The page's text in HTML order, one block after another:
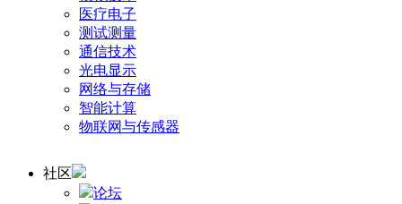
医疗电子
测试测量
通信技术
光电显示
网络与存储
智能计算
物联网与传感器
社区
论坛